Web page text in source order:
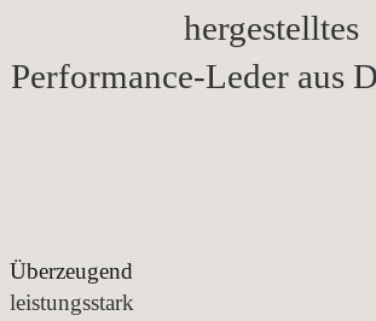
hergestelltes
Performance-Leder aus
Überzeugend
leistungsstark